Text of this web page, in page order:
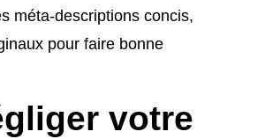
méta-descriptions concis,
pour faire bonne
votre